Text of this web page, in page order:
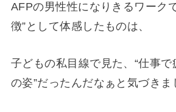
AFPの男性性になりきるワーク
徴”として体感したものは、
子どもの私目線で見た、“仕事で
の姿”だったんだなぁと気づきま